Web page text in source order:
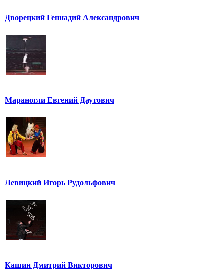
Дворецкий Геннадий Александрович
Мараногли Евгений Даутович
Левицкий Игорь Рудольфович
Кашин Дмитрий Викторович